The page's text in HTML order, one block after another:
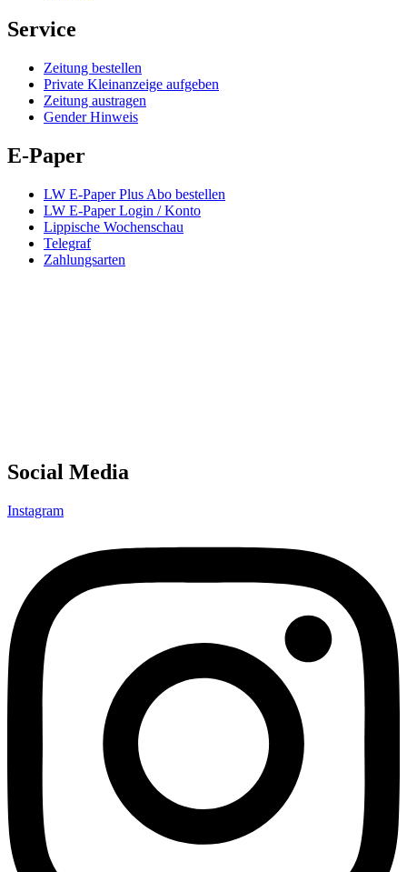
Service
Zeitung bestellen
Private Kleinanzeige aufgeben
Zeitung austragen
Gender Hinweis
E-Paper
LW E-Paper Plus Abo bestellen
LW E-Paper Login / Konto
Lippische Wochenschau
Telegraf
Zahlungsarten
Social Media
Instagram